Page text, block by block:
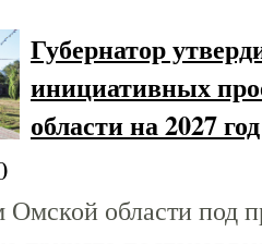
Губернатор
инициативных
области на 2027 год
области под